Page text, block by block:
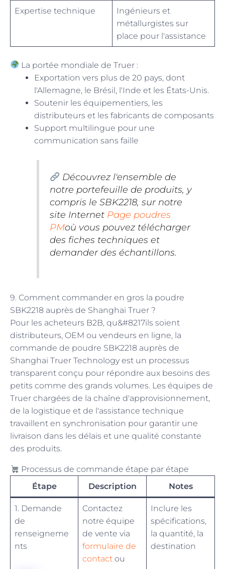
Expertise technique
Ingénieurs et
métallurgistes sur
place pour l'assistance
La portée mondiale de Truer :
Exportation vers plus de 20 pays, dont
l'Allemagne, le Brésil, l'Inde et les États-Unis.
Soutenir les équipementiers, les
distributeurs et les fabricants de composants
Support multilingue pour une
communication sans faille
Découvrez l'ensemble de
notre portefeuille de produits, y
compris le SBK2218, sur notre
site Internet Page poudres
PMoù vous pouvez télécharger
des fiches techniques et
demander des échantillons.
9. Comment commander en gros la poudre
SBK2218 auprès de Shanghai Truer ?
Pour les acheteurs B2B, qu&#8217ils soient
distributeurs, OEM ou vendeurs en ligne, la
commande de poudre SBK2218 auprès de
Shanghai Truer Technology est un processus
transparent conçu pour répondre aux besoins des
petits comme des grands volumes. Les équipes de
Truer chargées de la chaîne d'approvisionnement,
de la logistique et de l'assistance technique
travaillent en synchronisation pour garantir une
livraison dans les délais et une qualité constante
des produits.
Processus de commande étape par étape
Étape
Description Notes
1. Demande
de
renseigneme
nts
Contactez
notre équipe
de vente via
formulaire de
contact ou
Inclure les
spécifications,
la quantité, la
destination